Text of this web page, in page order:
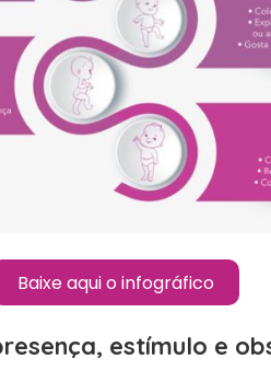
Baixe aqui o infográfico
estímulo e